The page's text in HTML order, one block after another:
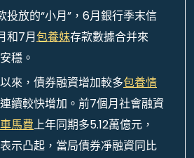
放的“小月”，6月銀行季末信
和7月包養妹存款數據合并來
穩。
以來，債券融資增加較多包養情
續較快增加。前7個月社會融資
馬費上年同期多5.12萬億元，
示凸起，當局債券凈融資同比